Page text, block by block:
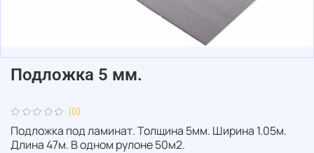
(0)
Подложка 5 мм.
Подложка под ламинат. Толщина 5мм. Ширина 1.05м.
Длина 47м. В одном рулоне 50м2.